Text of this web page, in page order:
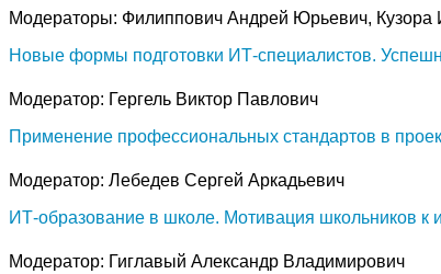
Модераторы: Филиппович Андрей Юрьевич, Кузора
Новые формы подготовки ИТ-специалистов.
Модератор: Гергель Виктор Павлович
Применение профессиональных стандартов в
Модератор: Лебедев Сергей Аркадьевич
ИТ-образование в школе. Мотивация школьников к
Модератор: Гиглавый Александр Владимирович